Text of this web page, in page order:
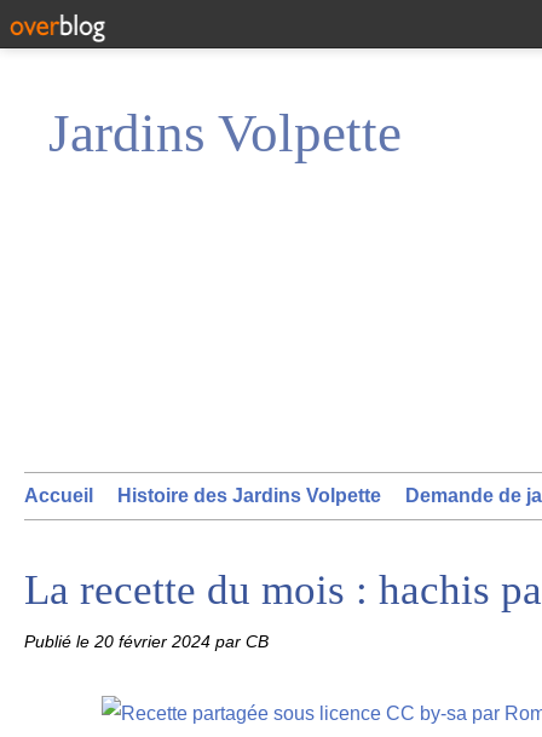
Jardins Volpette
Accueil Histoire des Jardins Volpette Demande de
La recette du mois : hachis
Publié le 20 février 2024 par CB